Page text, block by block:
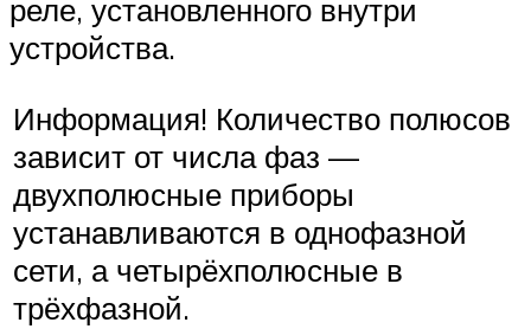
реле, установленного внутри
устройства.
Информация! Количество полюсов
зависит от числа фаз —
двухполюсные приборы
устанавливаются в однофазной
сети, а четырёхполюсные в
трёхфазной.